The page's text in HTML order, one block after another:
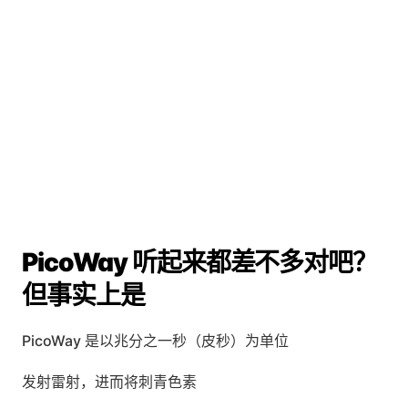
PicoWay 听起来都差不多对吧？
但事实上是
PicoWay 是以兆分之一秒（皮秒）为单位
发射雷射，进而将刺青色素